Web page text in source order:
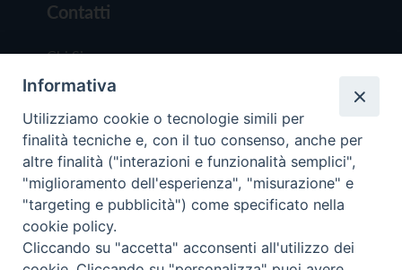
Contatti
Chi Siamo
Redazione
Scrivici
Copyright © 2019 - Tutti i diritti riservati - Vita
Trentina Editrice
Informativa
Utilizziamo cookie o tecnologie simili per
finalità tecniche e, con il tuo consenso, anche per
altre finalità ("interazioni e funzionalità semplici",
"miglioramento dell'esperienza", "misurazione" e
"targeting e pubblicità") come specificato nella
cookie policy.
Cliccando su "accetta" acconsenti all'utilizzo dei